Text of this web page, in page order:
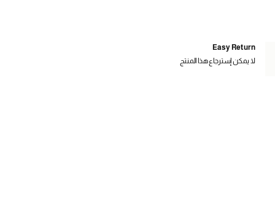
Easy Return
لا يمكن إسترجاع هذا المنتج